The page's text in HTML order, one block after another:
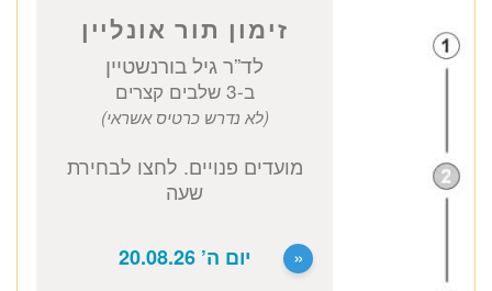
לזימון תור טלפוני התקשרו
זימון תור אונליין